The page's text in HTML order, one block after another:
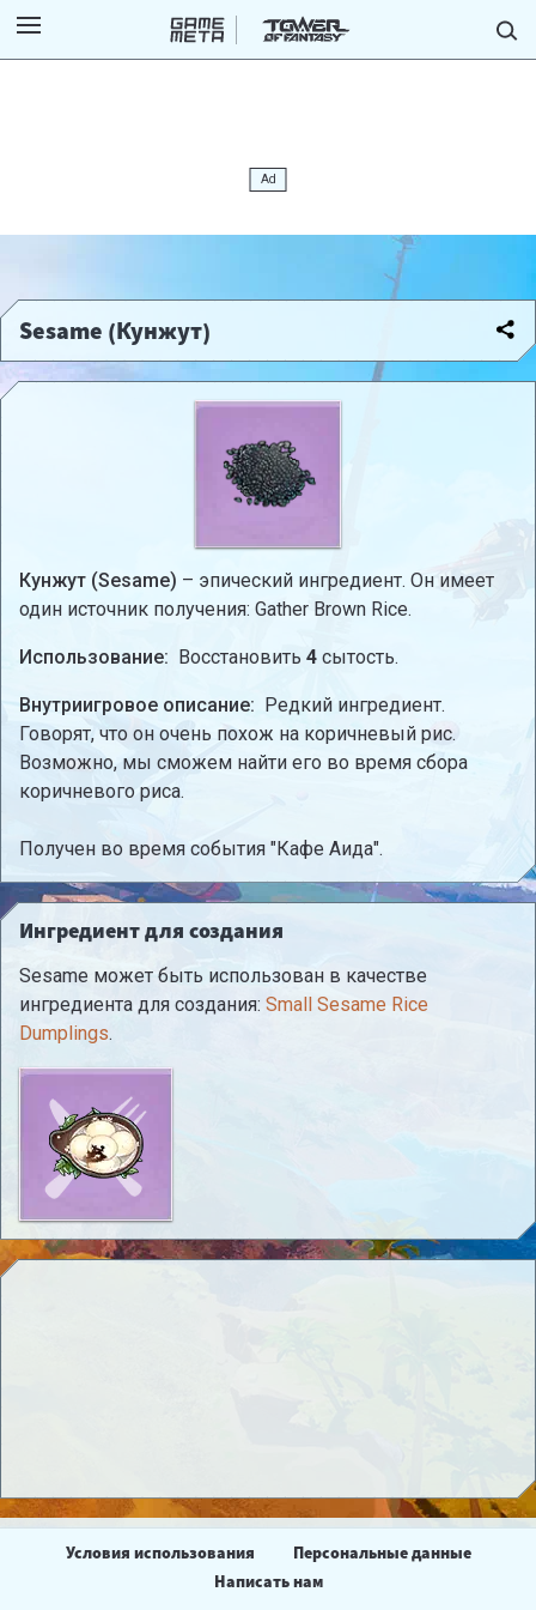
Sesame (Кунжут)
Кунжут (Sesame) – эпический ингредиент. Он имеет
один источник получения: Gather Brown Rice.
Использование: Восстановить 4 сытость.
Внутриигровое описание: Редкий ингредиент.
Говорят, что он очень похож на коричневый рис.
Возможно, мы сможем найти его во время сбора
коричневого риса.
Получен во время события "Кафе Аида".
Ингредиент для создания
Sesame может быть использован в качестве
ингредиента для создания: Small Sesame Rice
Dumplings.
Условия использования
Персональные данные
Написать нам